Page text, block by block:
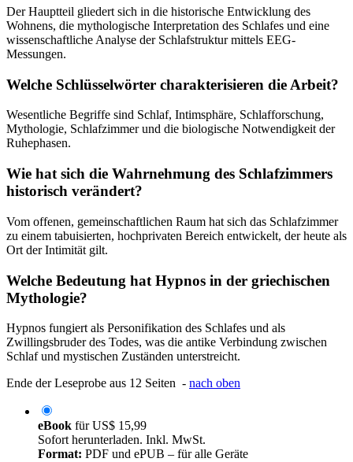
Der Hauptteil gliedert sich in die historische Entwicklung des
Wohnens, die mythologische Interpretation des Schlafes und eine
wissenschaftliche Analyse der Schlafstruktur mittels EEG-
Messungen.
Welche Schlüsselwörter charakterisieren die Arbeit?
Wesentliche Begriffe sind Schlaf, Intimsphäre, Schlafforschung,
Mythologie, Schlafzimmer und die biologische Notwendigkeit der
Ruhephasen.
Wie hat sich die Wahrnehmung des Schlafzimmers
historisch verändert?
Vom offenen, gemeinschaftlichen Raum hat sich das Schlafzimmer
zu einem tabuisierten, hochprivaten Bereich entwickelt, der heute als
Ort der Intimität gilt.
Welche Bedeutung hat Hypnos in der griechischen
Mythologie?
Hypnos fungiert als Personifikation des Schlafes und als
Zwillingsbruder des Todes, was die antike Verbindung zwischen
Schlaf und mystischen Zuständen unterstreicht.
Ende der Leseprobe aus 12 Seiten - nach oben
eBook fürUS$ 15,99
Sofort herunterladen. Inkl. MwSt.
Format: PDF und ePUB – für alle Geräte